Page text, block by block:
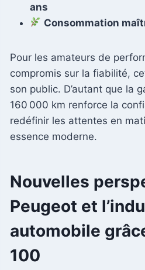
ans
Consommation
Pour les amateurs de
compromis sur la fiabilité,
son public. D’autant que la
160 000 km renforce la
redéfinir les attentes en
essence moderne.
Nouvelles
Peugeot et
automobile
100